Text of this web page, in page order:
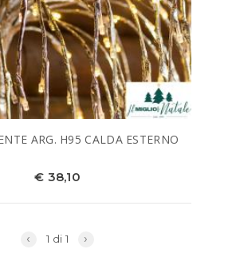
ARG. H95 CALDA ESTERNO
€ 38,10
‹ 1 di 1 ›